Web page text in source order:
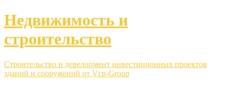
Недвижимость и
строительство
Строительство и девелопмент инвестиционных проектов
зданий и сооружений от Vcp-Group